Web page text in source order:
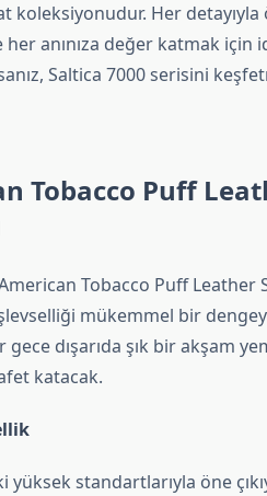
Her detayıyla
her anınıza değer katmak için
Saltica 7000 serisini
Tobacco Puff
Tobacco Puff Leather
mükemmel bir
dışarıda şık bir akşam
katacak.
yüksek standartlarıyla öne